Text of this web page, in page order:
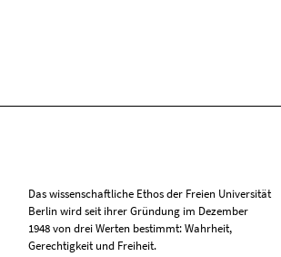
Das wissenschaftliche Ethos der Freien Universität
Berlin wird seit ihrer Gründung im Dezember
1948 von drei Werten bestimmt: Wahrheit,
Gerechtigkeit und Freiheit.